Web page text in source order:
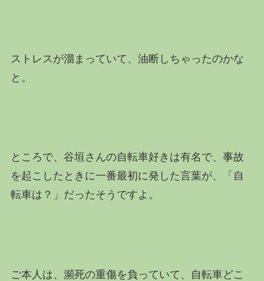
ストレスが溜まっていて、油断しちゃったのかな
と。
ところで、谷垣さんの自転車好きは有名で、事故
を起こしたときに一番最初に発した言葉が、「自
転車は？」だったそうですよ。
ご本人は、瀕死の重傷を負っていて、自転車どこ